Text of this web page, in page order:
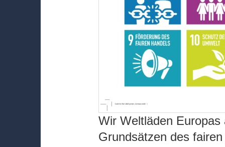
Wir Weltläden
Grundsätzen des